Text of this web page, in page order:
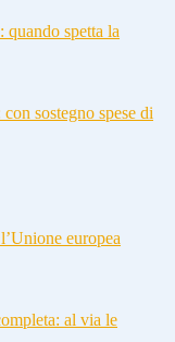
spetta la
sostegno spese di
europea
al via le